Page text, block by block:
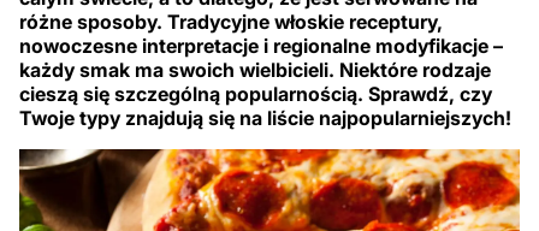
różne sposoby. Tradycyjne włoskie receptury,
nowoczesne interpretacje i regionalne modyfikacje –
każdy smak ma swoich wielbicieli. Niektóre rodzaje
cieszą się szczególną popularnością. Sprawdź, czy
Twoje typy znajdują się na liście najpopularniejszych!